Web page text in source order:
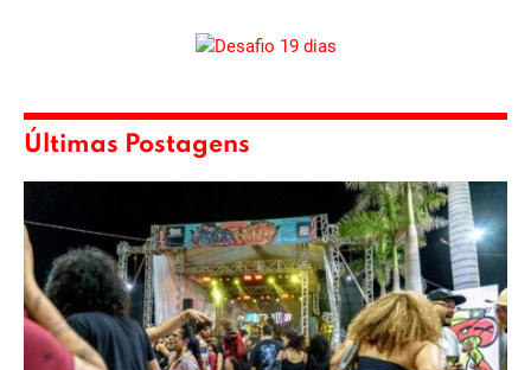
Últimas Postagens